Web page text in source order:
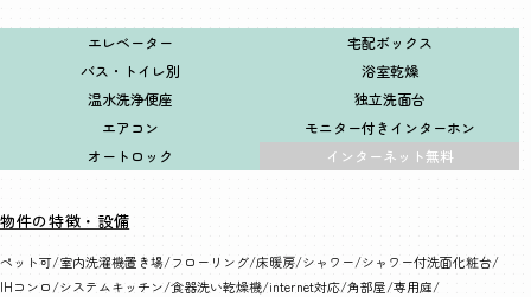
エレベーター
宅配ボックス
バス・トイレ別
浴室乾燥
温水洗浄便座
独立洗面台
エアコン
モニター付きインターホン
オートロック
インターネット無料
物件の特徴・設備
ペット可 室内洗濯機置き場 フローリング 床暖房 シャワー シャワー付洗面化粧台
IHコンロ システムキッチン 食器洗い乾燥機 internet対応 角部屋 専用庭